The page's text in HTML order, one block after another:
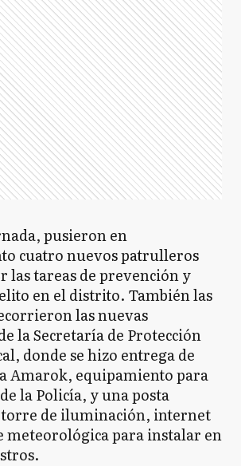
pusieron en
cuatro nuevos patrulleros
las tareas de prevención y
en el distrito. También las
las nuevas
la Secretaría de Protección
donde se hizo entrega de
Amarok, equipamiento para
la Policía, y una posta
torre de iluminación, internet
meteorológica para instalar en